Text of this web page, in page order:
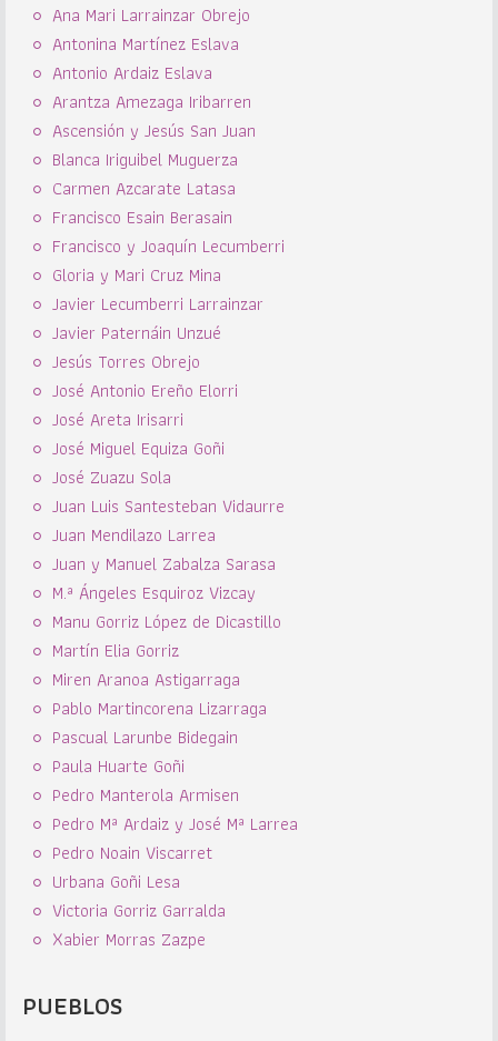
Ana Mari Larrainzar Obrejo
Antonina Martínez Eslava
Antonio Ardaiz Eslava
Arantza Amezaga Iribarren
Ascensión y Jesús San Juan
Blanca Iriguibel Muguerza
Carmen Azcarate Latasa
Francisco Esain Berasain
Francisco y Joaquín Lecumberri
Gloria y Mari Cruz Mina
Javier Lecumberri Larrainzar
Javier Paternáin Unzué
Jesús Torres Obrejo
José Antonio Ereño Elorri
José Areta Irisarri
José Miguel Equiza Goñi
José Zuazu Sola
Juan Luis Santesteban Vidaurre
Juan Mendilazo Larrea
Juan y Manuel Zabalza Sarasa
M.ª Ángeles Esquiroz Vizcay
Manu Gorriz López de Dicastillo
Martín Elia Gorriz
Miren Aranoa Astigarraga
Pablo Martincorena Lizarraga
Pascual Larunbe Bidegain
Paula Huarte Goñi
Pedro Manterola Armisen
Pedro Mª Ardaiz y José Mª Larrea
Pedro Noain Viscarret
Urbana Goñi Lesa
Victoria Gorriz Garralda
Xabier Morras Zazpe
PUEBLOS